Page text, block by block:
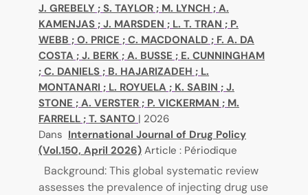
J. GREBELY ; S. TAYLOR ; M. LYNCH ; A.
KAMENJAS ; J. MARSDEN ; L. T. TRAN ; P.
WEBB ; O. PRICE ; C. MACDONALD ; F. A. DA
COSTA ; J. BERK ; A. BUSSE ; E. CUNNINGHAM
; C. DANIELS ; B. HAJARIZADEH ; L.
MONTANARI ; L. ROYUELA ; K. SABIN ; J.
STONE ; A. VERSTER ; P. VICKERMAN ; M.
FARRELL ; T. SANTO | 2026
Dans International Journal of Drug Policy
(Vol.150, April 2026) Article : Périodique
Background: This global systematic review
assesses the prevalence of injecting drug use